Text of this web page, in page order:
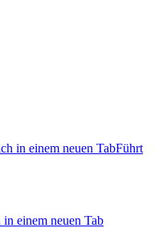
in einem neuen TabFührt
einem neuen Tab